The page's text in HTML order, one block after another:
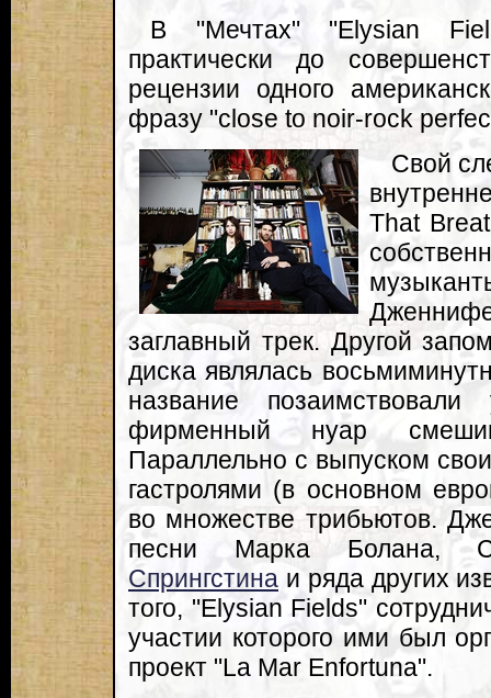
В "Мечтах" "Elysian
практически до
рецензии одного
фразу "close to noir-rock
Свой
That
заглавный трек. Другой
диска являлась
название
фирменный нуар
Параллельно с выпуском
гастролями (в основном
во множестве трибьютов.
песни Марка Болана,
Спрингстина и ряда других
того, "Elysian Fields"
участии которого ими был
проект "La Mar Enfortuna".